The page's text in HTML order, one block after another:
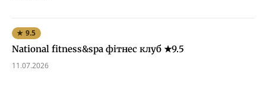
★ 9.5
National fitness&spa фітнес клуб ★9.5
11.07.2026